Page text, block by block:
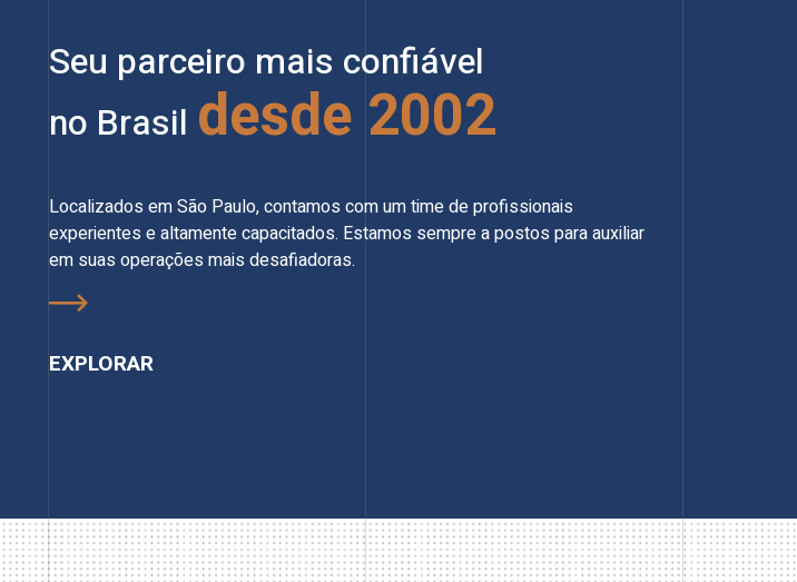
Seu parceiro mais confiável
no Brasil desde 2002
Localizados em São Paulo, contamos com um time de profissionais
experientes e altamente capacitados. Estamos sempre a postos para auxiliar
em suas operações mais desafiadoras.
EXPLORAR